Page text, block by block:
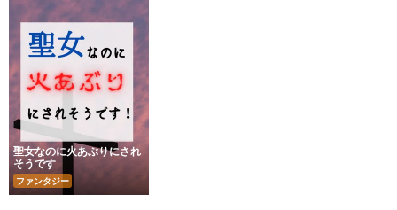
聖女なのに火あぶりにされ
そうです
ファンタジー